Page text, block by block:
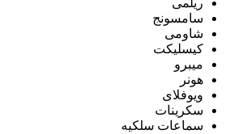
ريلمى
سامسونج
شاومى
كيسليكت
ميبرو
هونر
ويوفلاى
سكرينات
سماعات سلكيه